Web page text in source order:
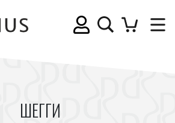
ШЕГГИ